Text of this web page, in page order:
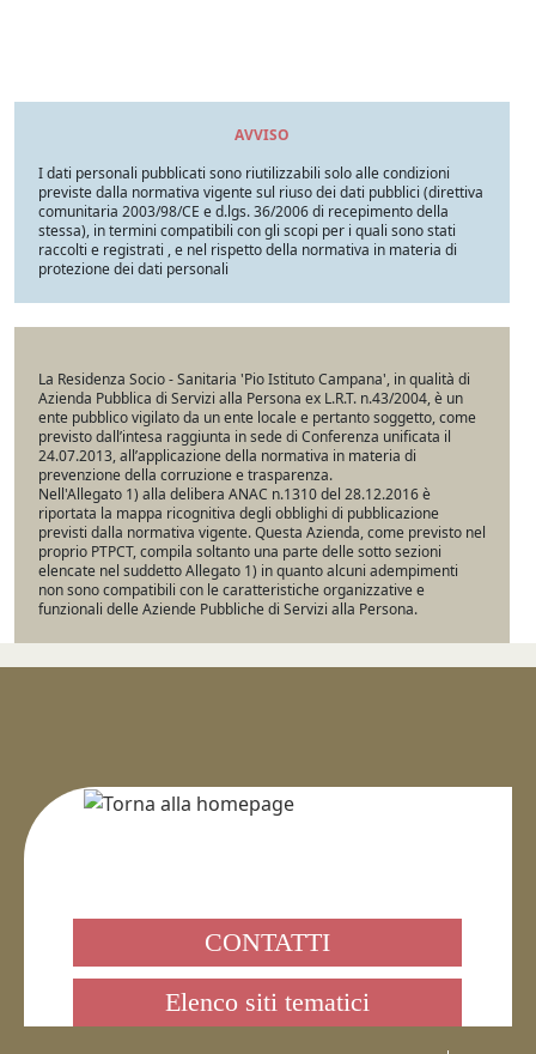
AVVISO
I dati personali pubblicati sono riutilizzabili solo alle condizioni
previste dalla normativa vigente sul riuso dei dati pubblici (direttiva
comunitaria 2003/98/CE e d.lgs. 36/2006 di recepimento della
stessa), in termini compatibili con gli scopi per i quali sono stati
raccolti e registrati , e nel rispetto della normativa in materia di
protezione dei dati personali
La Residenza Socio - Sanitaria 'Pio Istituto Campana', in qualità di
Azienda Pubblica di Servizi alla Persona ex L.R.T. n.43/2004, è un
ente pubblico vigilato da un ente locale e pertanto soggetto, come
previsto dall’intesa raggiunta in sede di Conferenza unificata il
24.07.2013, all’applicazione della normativa in materia di
prevenzione della corruzione e trasparenza.
Nell'Allegato 1) alla delibera ANAC n.1310 del 28.12.2016 è
riportata la mappa ricognitiva degli obblighi di pubblicazione
previsti dalla normativa vigente. Questa Azienda, come previsto nel
proprio PTPCT, compila soltanto una parte delle sotto sezioni
elencate nel suddetto Allegato 1) in quanto alcuni adempimenti
non sono compatibili con le caratteristiche organizzative e
funzionali delle Aziende Pubbliche di Servizi alla Persona.
CONTATTI
Elenco siti tematici